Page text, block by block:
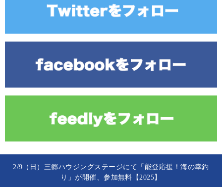
2/9（日）三郷ハウジングステージにて「能登応援！海の幸釣
り」が開催、参加無料【2025】